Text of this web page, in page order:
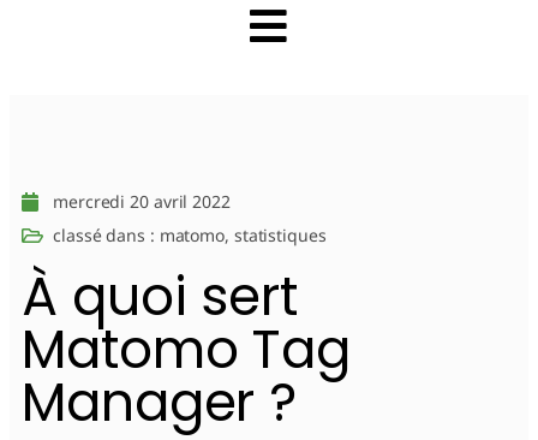
mercredi 20 avril 2022
classé dans : matomo, statistiques
À quoi sert
Matomo Tag
Manager ?